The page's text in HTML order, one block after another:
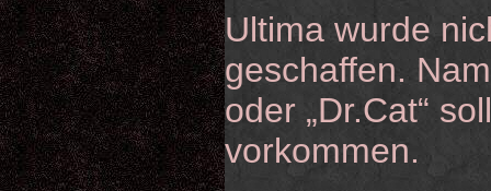
Ultima wurde
geschaffen.
oder „Dr.Cat“
vorkommen.